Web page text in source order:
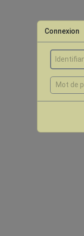
Connexion